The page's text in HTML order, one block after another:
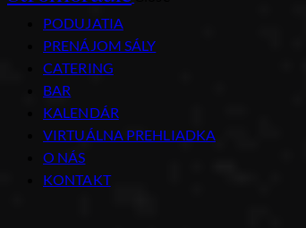
PODUJATIA
PRENÁJOM SÁLY
CATERING
BAR
KALENDÁR
VIRTUÁLNA PREHLIADKA
O NÁS
KONTAKT